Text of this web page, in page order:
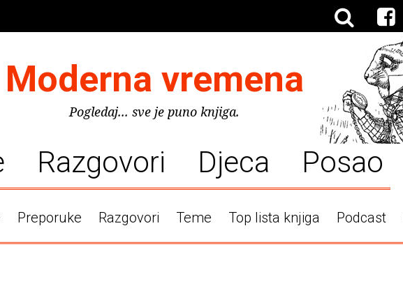
Moderna vremena
Pogledaj... sve je puno knjiga.
Razgovori Djeca Posao
Preporuke Razgovori Teme Top lista knjiga Podcast